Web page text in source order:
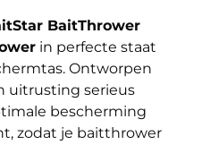
BaitThrower
in perfecte staat
Ontworpen
uitrusting serieus
bescherming
zodat je baitthrower